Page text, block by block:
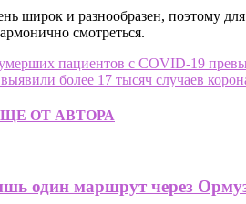
широк и разнообразен, поэтому
смотреться.
пациентов с COVID-19
более 17 тысяч случаев
ОТ АВТОРА
один маршрут через